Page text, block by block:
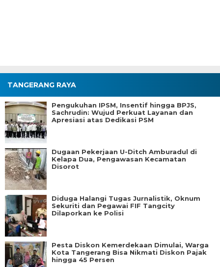
TANGERANG RAYA
Pengukuhan IPSM, Insentif hingga BPJS,
Sachrudin: Wujud Perkuat Layanan dan
Apresiasi atas Dedikasi PSM
Dugaan Pekerjaan U-Ditch Amburadul di
Kelapa Dua, Pengawasan Kecamatan
Disorot
Diduga Halangi Tugas Jurnalistik, Oknum
Sekuriti dan Pegawai FIF Tangcity
Dilaporkan ke Polisi
Pesta Diskon Kemerdekaan Dimulai, Warga
Kota Tangerang Bisa Nikmati Diskon Pajak
hingga 45 Persen